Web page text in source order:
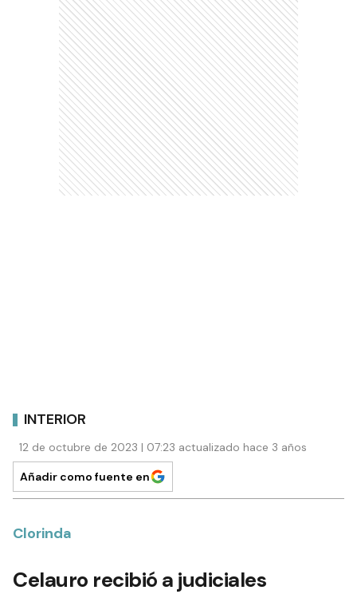
INTERIOR
12 de octubre de 2023 | 07:23 actualizado hace 3 años
Añadir como fuente en
Clorinda
Celauro recibió a judiciales